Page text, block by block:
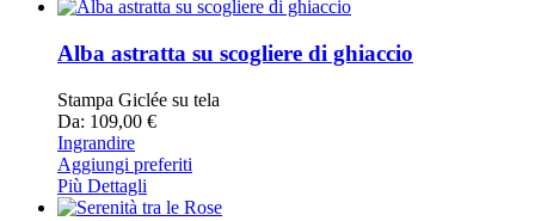
Alba astratta su scogliere di ghiaccio
Stampa Giclée su tela
Da: 109,00 €
Ingrandire
Aggiungi preferiti
Più Dettagli